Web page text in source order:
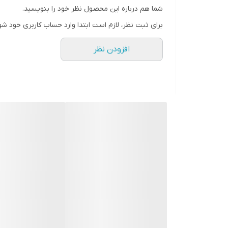
طبع ملایم و شیرین
گروه بویایی چوبی مشک گل
عطار ناتالی لورسن
جنسیت زنانه
شما هم درباره این محصول نظر خود را بنویسید.
برای ثبت نظر، لازم است ابتدا وارد حساب کاربری خود
افزودن نظر